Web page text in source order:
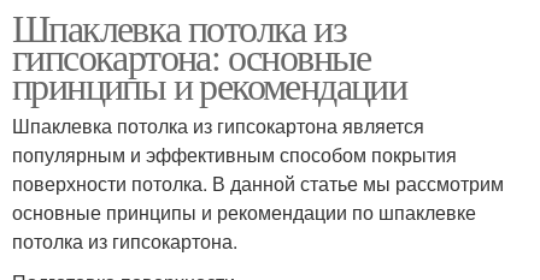
Шпаклевка потолка из
гипсокартона: основные
принципы и рекомендации
Шпаклевка потолка из гипсокартона является
популярным и эффективным способом покрытия
поверхности потолка. В данной статье мы рассмотрим
основные принципы и рекомендации по шпаклевке
потолка из гипсокартона.